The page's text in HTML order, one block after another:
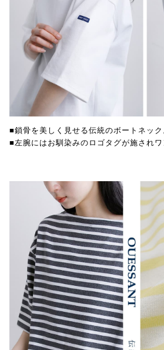
■鎖骨を美しく見せる伝統のボートネック
■左腕にはお馴染みのロゴタグが施されワ